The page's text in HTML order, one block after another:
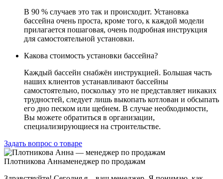
В 90 % случаев это так и происходит. Установка
бассейна очень проста, кроме того, к каждой модели
прилагается пошаговая, очень подробная инструкция
для самостоятельной установки.
Какова стоимость установки бассейна?
Каждый бассейн снабжён инструкцией. Большая часть
наших клиентов устанавливают бассейны
самостоятельно, поскольку это не представляет никаких
трудностей, следует лишь выкопать котлован и обсыпать
его дно песком или щебнем. В случае необходимости,
Вы можете обратиться в организации,
специализирующиеся на строительстве.
Задать вопрос о товаре
Плотникова Аннаменеджер по продажам